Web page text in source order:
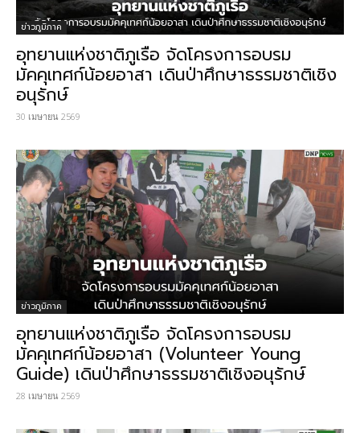
ข่าวภูมิภาค
อุทยานแห่งชาติภูเรือ จัดโครงการอบรม
มัคคุเทศก์น้อยอาสา เดินป่าศึกษาธรรมชาติเชิง
อนุรักษ์
30 เมษายน 2569
ข่าวภูมิภาค
อุทยานแห่งชาติภูเรือ จัดโครงการอบรม
มัคคุเทศก์น้อยอาสา (Volunteer Young
Guide) เดินป่าศึกษาธรรมชาติเชิงอนุรักษ์
28 เมษายน 2569